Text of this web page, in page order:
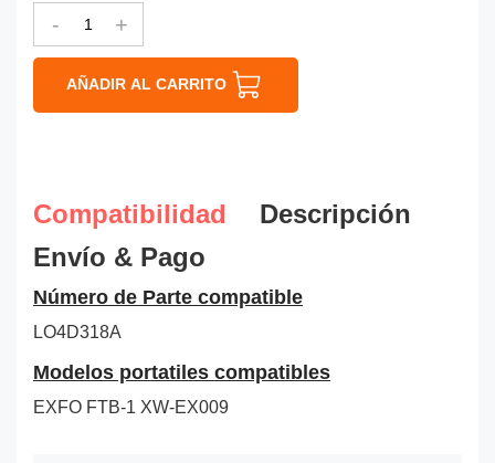
- +
AÑADIR AL CARRITO
Compatibilidad
Descripción
Envío & Pago
Número de Parte compatible
LO4D318A
Modelos portatiles compatibles
EXFO FTB-1 XW-EX009